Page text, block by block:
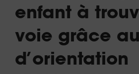
enfant à
voie grâce
d’orientation